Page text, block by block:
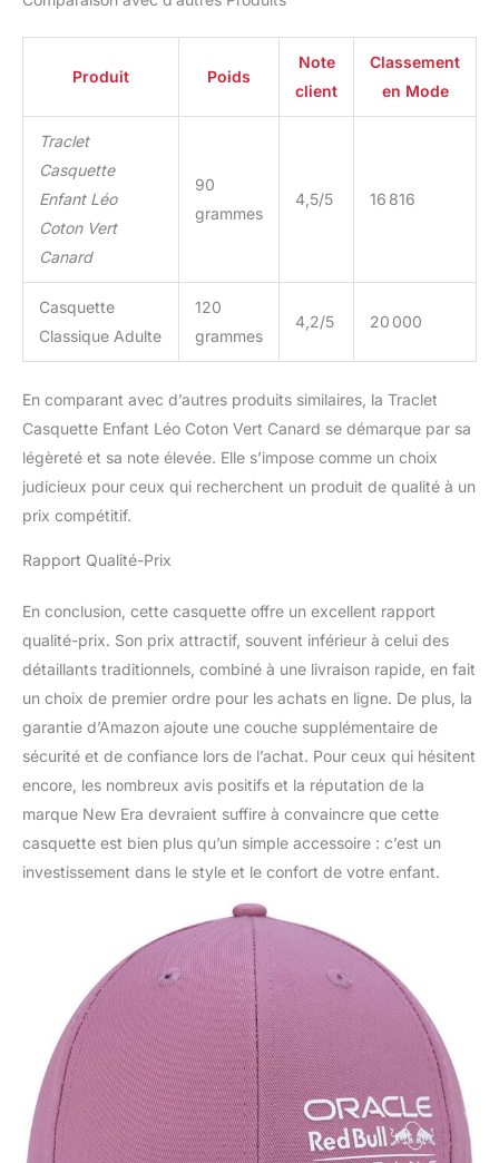
Produit Poids
Note
client
Classement
en Mode
Traclet
Casquette
Enfant Léo
Coton Vert
Canard
90
grammes
4,5/5 16 816
Casquette
Classique Adulte
120
grammes
4,2/5 20 000
En comparant avec d’autres produits similaires, la Traclet
Casquette Enfant Léo Coton Vert Canard se démarque par sa
légèreté et sa note élevée. Elle s’impose comme un choix
judicieux pour ceux qui recherchent un produit de qualité à un
prix compétitif.
Rapport Qualité-Prix
En conclusion, cette casquette offre un excellent rapport
qualité-prix. Son prix attractif, souvent inférieur à celui des
détaillants traditionnels, combiné à une livraison rapide, en fait
un choix de premier ordre pour les achats en ligne. De plus, la
garantie d’Amazon ajoute une couche supplémentaire de
sécurité et de confiance lors de l’achat. Pour ceux qui hésitent
encore, les nombreux avis positifs et la réputation de la
marque New Era devraient suffire à convaincre que cette
casquette est bien plus qu’un simple accessoire : c’est un
investissement dans le style et le confort de votre enfant.